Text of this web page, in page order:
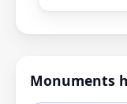
Monuments